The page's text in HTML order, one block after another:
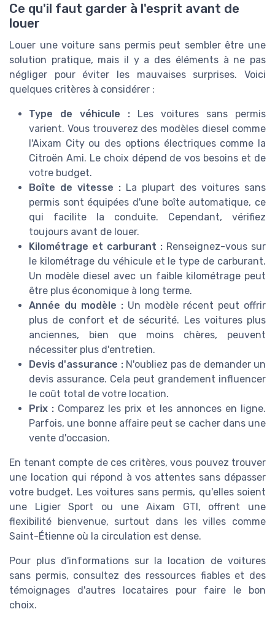
Ce qu'il faut garder à l'esprit avant de
louer
Louer une voiture sans permis peut sembler être une
solution pratique, mais il y a des éléments à ne pas
négliger pour éviter les mauvaises surprises. Voici
quelques critères à considérer :
Type de véhicule : Les voitures sans permis
varient. Vous trouverez des modèles diesel comme
l'Aixam City ou des options électriques comme la
Citroën Ami. Le choix dépend de vos besoins et de
votre budget.
Boîte de vitesse : La plupart des voitures sans
permis sont équipées d'une boîte automatique, ce
qui facilite la conduite. Cependant, vérifiez
toujours avant de louer.
Kilométrage et carburant : Renseignez-vous sur
le kilométrage du véhicule et le type de carburant.
Un modèle diesel avec un faible kilométrage peut
être plus économique à long terme.
Année du modèle : Un modèle récent peut offrir
plus de confort et de sécurité. Les voitures plus
anciennes, bien que moins chères, peuvent
nécessiter plus d'entretien.
Devis d'assurance :N'oubliez pas de demander un
devis assurance. Cela peut grandement influencer
le coût total de votre location.
Prix : Comparez les prix et les annonces en ligne.
Parfois, une bonne affaire peut se cacher dans une
vente d'occasion.
En tenant compte de ces critères, vous pouvez trouver
une location qui répond à vos attentes sans dépasser
votre budget. Les voitures sans permis, qu'elles soient
une Ligier Sport ou une Aixam GTI, offrent une
flexibilité bienvenue, surtout dans les villes comme
Saint-Étienne où la circulation est dense.
Pour plus d'informations sur la location de voitures
sans permis, consultez des ressources fiables et des
témoignages d'autres locataires pour faire le bon
choix.